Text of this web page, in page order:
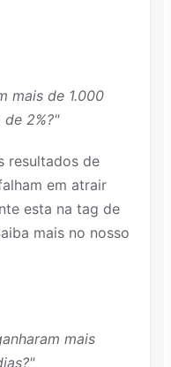
mais de 1.000
de 2%?"
resultados de
em atrair
esta na tag de
mais no nosso
mais